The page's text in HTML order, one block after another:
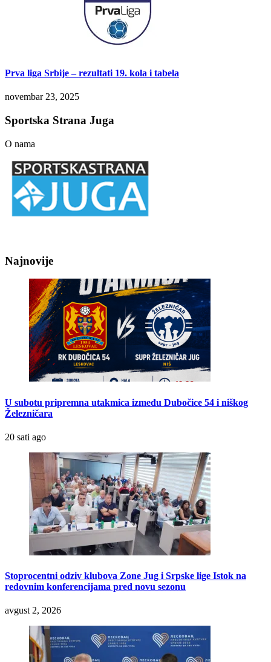
Prva liga Srbije – rezultati 19. kola i tabela
novembar 23, 2025
Sportska Strana Juga
O nama
Najnovije
U subotu pripremna utakmica između Dubočice 54 i niškog
Železničara
20 sati ago
Stoprocentni odziv klubova Zone Jug i Srpske lige Istok na
redovnim konferencijama pred novu sezonu
avgust 2, 2026